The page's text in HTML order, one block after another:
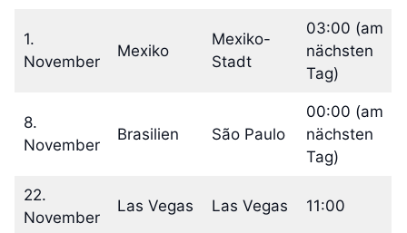
1.
November
Mexiko
Mexiko-
Stadt
03:00 (am
nächsten
Tag)
8.
November
Brasilien São Paulo
00:00 (am
nächsten
Tag)
22.
November
Las Vegas Las Vegas 11:00